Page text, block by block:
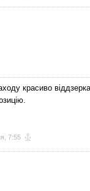
красиво
7:55